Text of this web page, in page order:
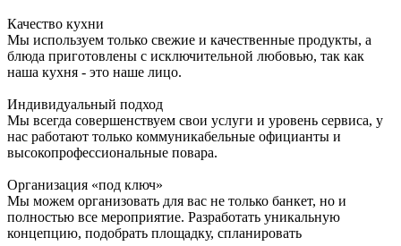
Качество кухни
Мы используем только свежие и качественные продукты, а
блюда приготовлены с исключительной любовью, так как
наша кухня - это наше лицо.
Индивидуальный подход
Мы всегда совершенствуем свои услуги и уровень сервиса, у
нас работают только коммуникабельные официанты и
высокопрофессиональные повара.
Организация «под ключ»
Мы можем организовать для вас не только банкет, но и
полностью все мероприятие. Разработать уникальную
концепцию, подобрать площадку, спланировать